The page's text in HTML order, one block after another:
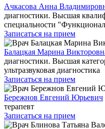
Ачкасова Анна
диагностики. Высшая
специальности
Записаться на прием
Балацкая Марина
диагностики. Высшая
ультразвуковая диагностика
Записаться на прием
Бережнов Евгений Юрьевич
терапевт
Записаться на прием